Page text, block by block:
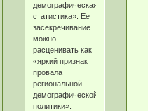
демографическая
статистика». Ее
засекречивание
можно
расценивать как
«яркий признак
провала
региональной
демографической
политики».